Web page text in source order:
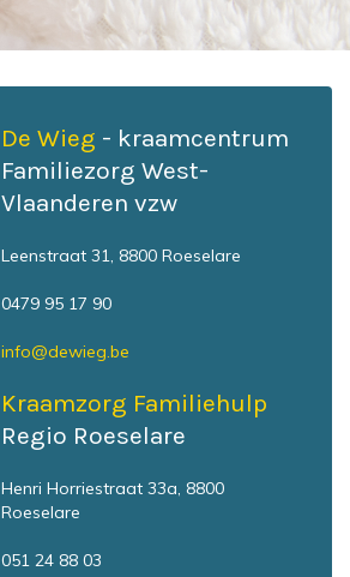
De Wieg - kraamcentrum
Familiezorg West-
Vlaanderen vzw
Leenstraat 31, 8800 Roeselare
0479 95 17 90
info@dewieg.be
Kraamzorg Familiehulp
Regio Roeselare
Henri Horriestraat 33a, 8800
Roeselare
051 24 88 03